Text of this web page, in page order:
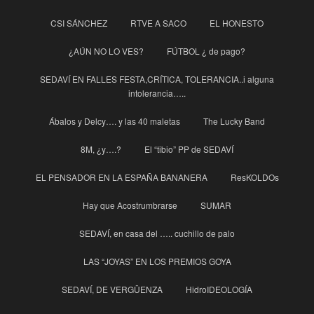
CSI SÁNCHEZ RTVE A SACO EL HONESTO
¿AÚN NO LO VES? FÚTBOL ¿ de pago?
SEDAVÍ EN FALLES FESTA,CRÍTICA, TOLERANCIA..i alguna
intolerancia…..
Ábalos y Delcy…. y las 40 maletas The Lucky Band
8M, ¿y….? El “tibio” PP de SEDAVÍ
EL PENSADOR EN LA ESPAÑA BANANERA ResKOLDOs
Hay que Acostrumbrarse SUMAR
SEDAVÍ, en casa del ….. cuchillo de palo
LAS “JOYAS” EN LOS PREMIOS GOYA
SEDAVÍ, DE VERGÜENZA HidroIDEOLOGÍA